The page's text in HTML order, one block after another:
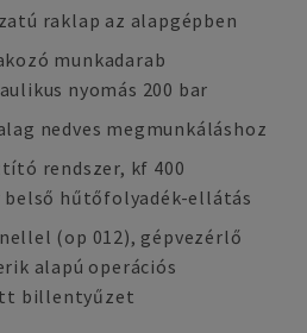
raklap az alapgépben
munkadarab
nyomás 200 bar
nedves megmunkáláshoz
rendszer, kf 400
belső hűtőfolyadék-ellátás
(op 012), gépvezérlő
alapú operációs
billentyűzet